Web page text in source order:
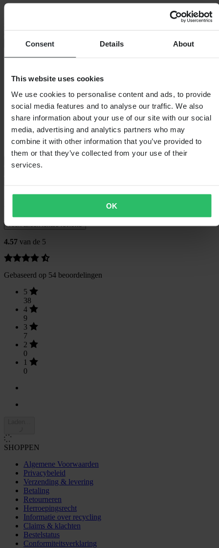
Consent Details About
This website uses cookies
We use cookies to personalise content and ads, to provide
social media features and to analyse our traffic. We also
share information about your use of our site with our social
media, advertising and analytics partners who may
combine it with other information that you’ve provided to
them or that they’ve collected from your use of their
services.
OK
Gemaakt van lichtgewicht en soepele materialen met stijlvolle,
gesublimeerde graphics die niet vervagen, deze handschoenen zijn
zowel duurzaam en zien er geweldig uit. De naadloze handpalm en
Volledige beschrijving weergeven
Waterdicht Nee
Wit
CertificeringNone
Verpakkingslengte190
Verpakkingsgewicht73
Isolatie
Nee
Hoogte Verpakking25
Verpakkingsbreedte 140
Maattabel
Klantenbeoordelingen (54)
Toon alleen lokale reviews
4.57 van de 5
Gebaseerd op 54 beoordelingen
5
38
4
9
3
7
2
0
1
0
SHOPPEN
Algemene Voorwaarden
Privacybeleid
Verzending & levering
Betaling
Retourneren
Herroepingsrecht
Informatie over recycling
Claims & klachten
Bestelstatus
Conformiteitsverklaring